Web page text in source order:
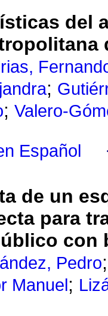
del
;
; Valero-
Español
de un
para
con
Pedro
Manuel ;